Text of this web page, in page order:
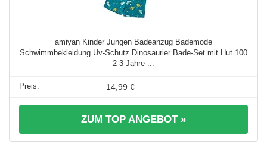
amiyan Kinder Jungen Badeanzug Bademode
Schwimmbekleidung Uv-Schutz Dinosaurier Bade-Set mit Hut 100
2-3 Jahre ...
14,99 €
ZUM TOP ANGEBOT »